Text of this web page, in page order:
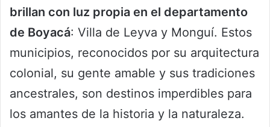
brillan con luz propia en el departamento
de Boyacá: Villa de Leyva y Monguí. Estos
municipios, reconocidos por su arquitectura
colonial, su gente amable y sus tradiciones
ancestrales, son destinos imperdibles para
los amantes de la historia y la naturaleza.